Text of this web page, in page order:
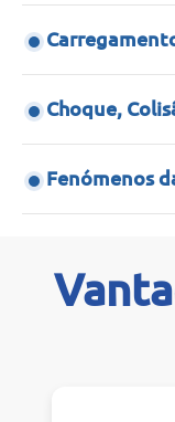
Choque,
Fenómenos